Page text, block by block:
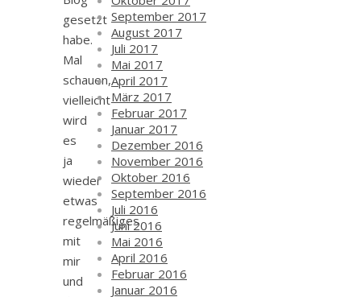
gesetzt
habe.
Mal
schauen,
vielleicht
wird
es
ja
wieder
etwas
regelmäßiges
mit
mir
und
September 2017
August 2017
Juli 2017
Mai 2017
April 2017
März 2017
Februar 2017
Januar 2017
Dezember 2016
November 2016
Oktober 2016
September 2016
Juli 2016
Juni 2016
Mai 2016
April 2016
Februar 2016
Januar 2016